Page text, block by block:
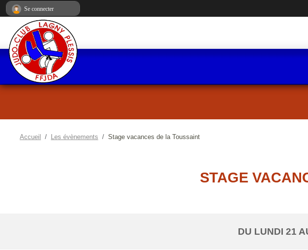
Accueil Les évènements Stage vacances de la Toussaint
STAGE
DU LUNDI 21
Se connecter
Panneau de gestion des cookies